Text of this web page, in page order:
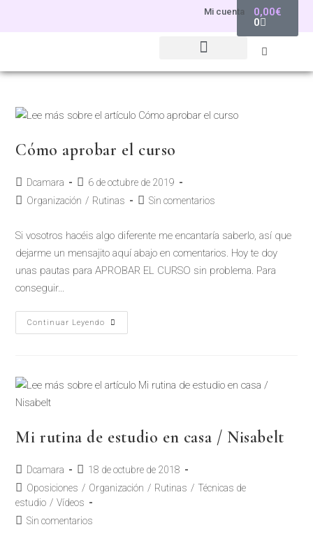
Mi cuenta 0,00€
0
Cómo aprobar el curso
Dcamara
6 de octubre de 2019
Organización / Rutinas Sin comentarios
Si vosotros hacéis algo diferente me encantaría saberlo, así que
dejarme un mensajito aquí abajo en comentarios. Hoy te doy
unas pautas para APROBAR EL CURSO sin problema. Para
conseguir…
Continuar Leyendo
Mi rutina de estudio en casa / Nisabelt
Dcamara
18 de octubre de 2018
Oposiciones / Organización / Rutinas / Técnicas de
estudio / Vídeos
Sin comentarios